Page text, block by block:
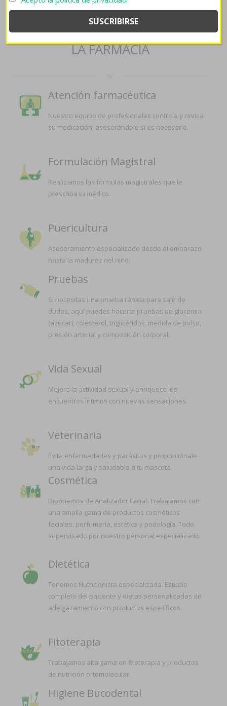
SERVICIOS QUE OFRECEMOS EN
LA FARMACIA
Atención farmacéutica
Nuestro equipo de profesionales controla y revisa
su medicación, asesorándole si es necesario.
Formulación Magistral
Realizamos las fórmulas magistrales que le
prescriba tu médico.
Puericultura
Asesoramiento especializado desde el embarazo
hasta la madurez del niño.
Pruebas
Si necesitas una prueba rápida para salir de
dudas, aquí puedes hacerte pruebas de glucemia
(azúcar), colesterol, triglicéridos, medida de pulso,
presión arterial y composición corporal.
Vida Sexual
Mejora la actividad sexual y enriquece los
encuentros íntimos con nuevas sensaciones.
Veterinaria
Evita enfermedades y parásitos y proporciónale
una vida larga y saludable a tu mascota.
Cosmética
Diponemos de Analizador Facial. Trabajamos con
una amplia gama de productos cosméticos
faciales, perfumería, estética y podología. Todo
supervisado por nuestro personal especializado.
Dietética
Tenemos Nutricionista especializada. Estudio
completo del paciente y dietas personalizadas de
adelgazamiento con productos específicos.
Fitoterapia
Trabajamos alta gama en fitoterapia y productos
de nutrición ortomolecular.
Higiene Bucodental